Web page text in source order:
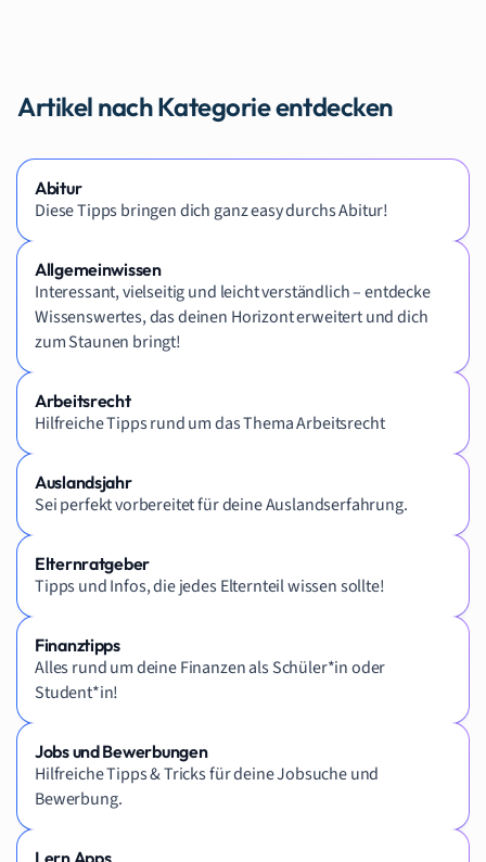
Artikel nach Kategorie entdecken
Abitur
Diese Tipps bringen dich ganz easy durchs Abitur!
Allgemeinwissen
Interessant, vielseitig und leicht verständlich – entdecke
Wissenswertes, das deinen Horizont erweitert und dich
zum Staunen bringt!
Arbeitsrecht
Hilfreiche Tipps rund um das Thema Arbeitsrecht
Auslandsjahr
Sei perfekt vorbereitet für deine Auslandserfahrung.
Elternratgeber
Tipps und Infos, die jedes Elternteil wissen sollte!
Finanztipps
Alles rund um deine Finanzen als Schüler*in oder
Student*in!
Jobs und Bewerbungen
Hilfreiche Tipps & Tricks für deine Jobsuche und
Bewerbung.
Lern Apps